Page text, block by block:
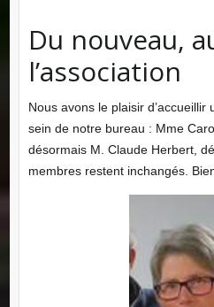
Du nouveau,
l’association
Nous avons le plaisir
sein de notre bureau : Mme
désormais M. Claude Herbert,
membres restent inchangés.